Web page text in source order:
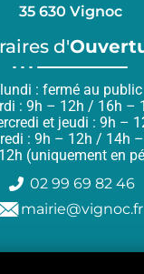
35 630 Vignoc
d'
lundi : fermé au public
: 9h – 12h / 16h –
et jeudi : 9h –
: 9h – 12h / 14h
(uniquement en
02 99 69 82 46
mairie@vignoc.fr